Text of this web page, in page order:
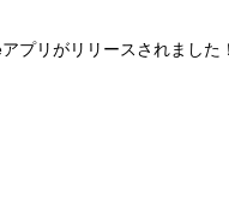
プリがリリースされました